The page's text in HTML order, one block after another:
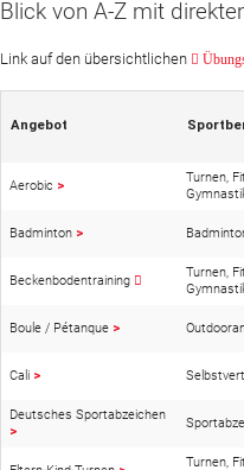
News
Blick von A-Z mit
Link auf den übersichtlichen
Angebot
Aerobic >
Turnen,
Badminton >
Beckenbodentraining
Turnen,
Boule / Pétanque >
Cali >
Deutsches Sportabzeichen
>
Turnen,